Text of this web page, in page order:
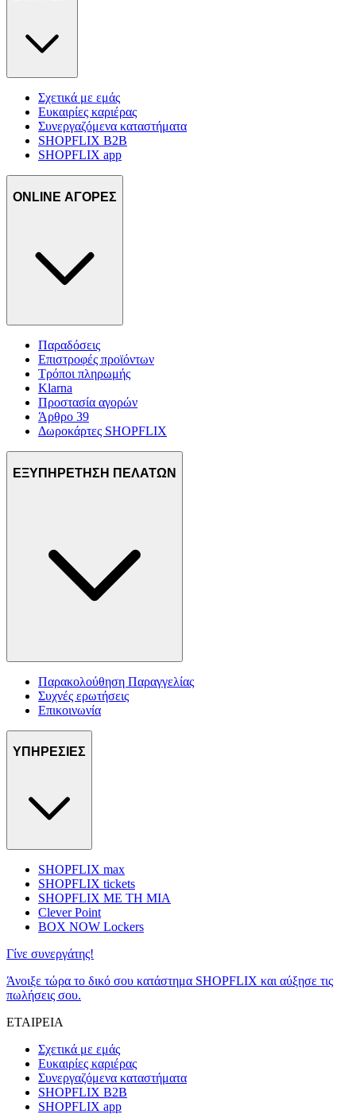
Σχετικά με εμάς
Ευκαιρίες καριέρας
Συνεργαζόμενα καταστήματα
SHOPFLIX B2B
SHOPFLIX app
ONLINE ΑΓΟΡΕΣ
Παραδόσεις
Επιστροφές προϊόντων
Τρόποι πληρωμής
Klarna
Προστασία αγορών
Άρθρο 39
Δωροκάρτες SHOPFLIX
ΕΞΥΠΗΡΕΤΗΣΗ ΠΕΛΑΤΩΝ
Παρακολούθηση Παραγγελίας
Συχνές ερωτήσεις
Επικοινωνία
ΥΠΗΡΕΣΙΕΣ
SHOPFLIX max
SHOPFLIX tickets
SHOPFLIX ΜΕ ΤΗ ΜΙΑ
Clever Point
BOX NOW Lockers
Γίνε συνεργάτης!
Άνοιξε τώρα το δικό σου κατάστημα SHOPFLIX και αύξησε τις
πωλήσεις σου.
ΕΤΑΙΡΕΙΑ
Σχετικά με εμάς
Ευκαιρίες καριέρας
Συνεργαζόμενα καταστήματα
SHOPFLIX B2B
SHOPFLIX app